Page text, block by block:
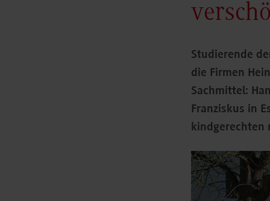
Studierende
die Firmen
Sachmittel:
Franziskus in
kindgerechten